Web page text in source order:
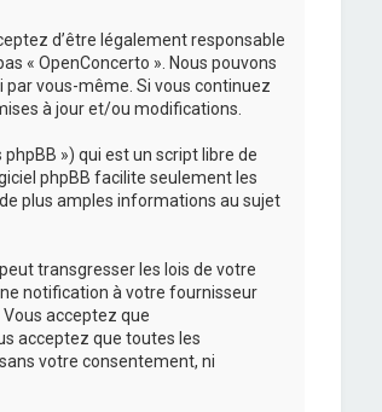
d’être légalement responsable
« OpenConcerto ». Nous pouvons
vous-même. Si vous continuez
à jour et/ou modifications.
phpBB ») qui est un script libre de
phpBB facilite seulement les
plus amples informations au sujet
transgresser les lois de votre
notification à votre fournisseur
acceptez que
acceptez que toutes les
votre consentement, ni